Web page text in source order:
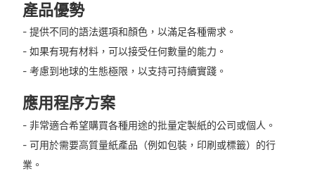
產品優勢
- 提供不同的語法選項和顏色，以滿足各種需求。
- 如果有現有材料，可以接受任何數量的能力。
- 考慮到地球的生態極限，以支持可持續實踐。
應用程序方案
- 非常適合希望購買各種用途的批量定製紙的公司或個人。
- 可用於需要高質量紙產品（例如包裝，印刷或標籤）的行
業。